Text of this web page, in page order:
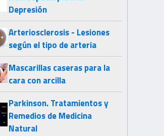
Depresión
Arteriosclerosis - Lesiones
según el tipo de arteria
Mascarillas caseras para la
cara con arcilla
Parkinson. Tratamientos y
Remedios de Medicina
Natural